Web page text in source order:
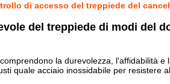
di accesso del treppiede del
del treppiede di modi del
la durevolezza, l'affidabilità
quale acciaio inossidabile per resistere